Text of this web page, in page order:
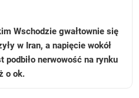
Wschodzie gwałtownie się
w Iran, a napięcie wokół
podbiło nerwowość na rynku
o ok.